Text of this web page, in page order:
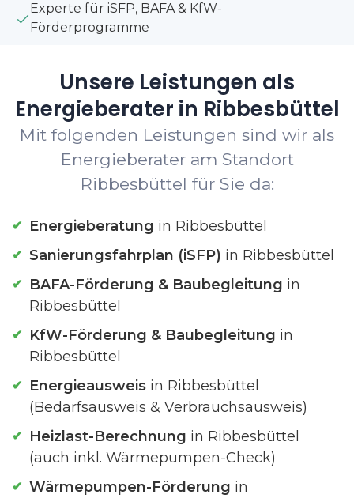
Experte für iSFP, BAFA & KfW-
Förderprogramme
Unsere Leistungen als
Energieberater in Ribbesbüttel
Mit folgenden Leistungen sind wir als
Energieberater am Standort
Ribbesbüttel für Sie da:
Energieberatung in Ribbesbüttel
Sanierungsfahrplan (iSFP) in Ribbesbüttel
BAFA-Förderung & Baubegleitung in
Ribbesbüttel
KfW-Förderung & Baubegleitung in
Ribbesbüttel
Energieausweis in Ribbesbüttel
(Bedarfsausweis & Verbrauchsausweis)
Heizlast-Berechnung in Ribbesbüttel
(auch inkl. Wärmepumpen-Check)
Wärmepumpen-Förderung in